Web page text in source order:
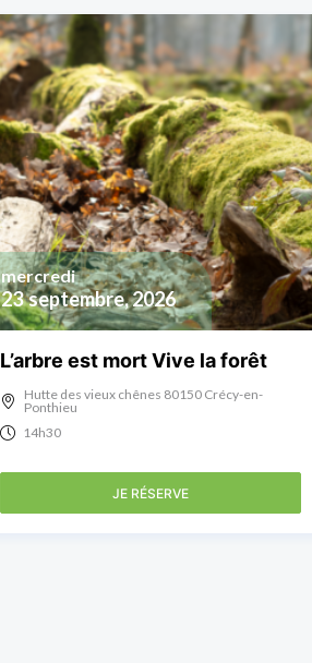
23 septembre, 2026
mercredi
L’arbre est mort Vive la forêt
Hutte des vieux chênes 80150 Crécy-en-
Ponthieu
14h30
JE RÉSERVE